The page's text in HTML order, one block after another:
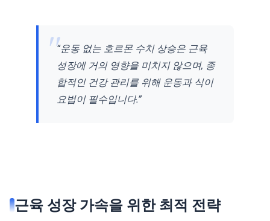
“운동 없는 호르몬 수치 상승은 근육
성장에 거의 영향을 미치지 않으며, 종
합적인 건강 관리를 위해 운동과 식이
요법이 필수입니다.”
근육 성장 가속을 위한 최적 전략